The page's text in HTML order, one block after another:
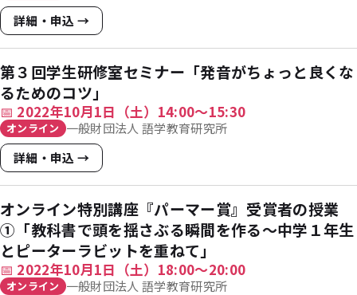
詳細・申込 →
第３回学生研修室セミナー「発音がちょっと良くな
るためのコツ」
📅 2022年10月1日（土）14:00〜15:30
オンライン 一般財団法人 語学教育研究所
詳細・申込 →
オンライン特別講座『パーマー賞』受賞者の授業
①「教科書で頭を揺さぶる瞬間を作る〜中学１年生
とピーターラビットを重ねて」
📅 2022年10月1日（土）18:00〜20:00
オンライン 一般財団法人 語学教育研究所